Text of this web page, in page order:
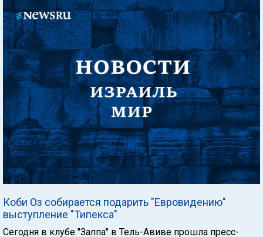
Коби Оз собирается подарить "Евровидению"
выступление "Типекса"
Сегодня в клубе "Заппа" в Тель-Авиве прошла пресс-